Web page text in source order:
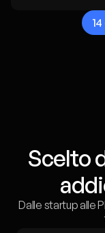
Scelto
Dalle startup alle